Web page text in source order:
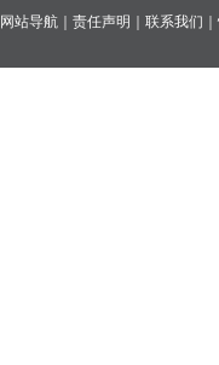
网站导航 责任声明 联系我们 ｜